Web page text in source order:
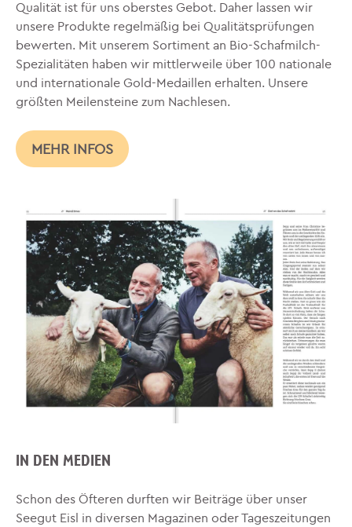
Qualität ist für uns oberstes Gebot. Daher lassen wir
unsere Produkte regelmäßig bei Qualitätsprüfungen
bewerten. Mit unserem Sortiment an Bio-Schafmilch-
Spezialitäten haben wir mittlerweile über 100 nationale
und internationale Gold-Medaillen erhalten. Unsere
größten Meilensteine zum Nachlesen.
MEHR INFOS
IN DEN MEDIEN
Schon des Öfteren durften wir Beiträge über unser
Seegut Eisl in diversen Magazinen oder Tageszeitungen